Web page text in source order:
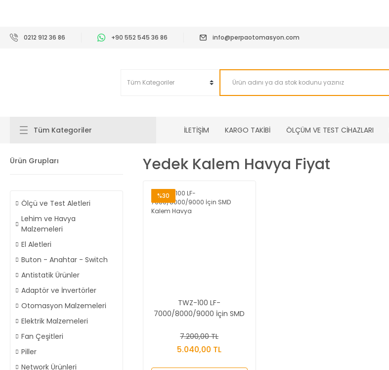
0212 912 36 86 +90 552 545 36 86 info@perpaotomasyon.com
Tüm Kategoriler İLETİŞİM KARGO TAKİBİ ÖLÇÜM VE TEST CİHAZLARI
Ürün Grupları
Ölçü ve Test Aletleri
Lehim ve Havya
Malzemeleri
El Aletleri
Buton - Anahtar - Switch
Antistatik Ürünler
Adaptör ve İnvertörler
Otomasyon Malzemeleri
Elektrik Malzemeleri
Fan Çeşitleri
Piller
Network Ürünleri
Yedek Kalem Havya Fiyat
%30
TWZ-100 LF-
7000/8000/9000 İçin SMD
7.200,00 TL
5.040,00 TL